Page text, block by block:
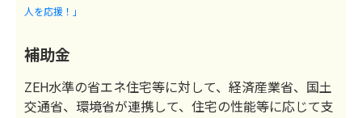
人を応援！」
補助金
ZEH水準の省エネ住宅等に対して、経済産業省、国土
交通省、環境省が連携して、住宅の性能等に応じて支